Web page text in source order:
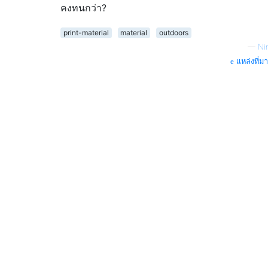
คงทนกว่า?
print-material material
outdoors
— Nir
แหล่งที่มา